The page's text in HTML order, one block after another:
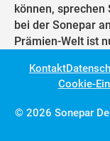
können,
bei der Sonepar
Prämien-Welt ist
© 2026 Sonepar
Kontakt
Cookie-